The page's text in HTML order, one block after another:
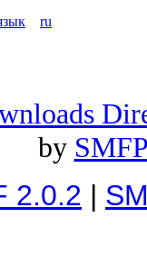
ru
by
2.0.2 |